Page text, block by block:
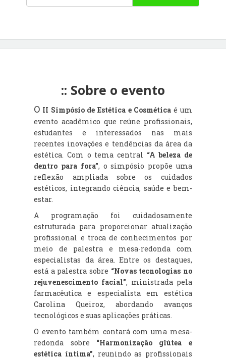
:: Sobre o evento
O II Simpósio de Estética e Cosmética é um
evento acadêmico que reúne profissionais,
estudantes e interessados nas mais
recentes inovações e tendências da área da
estética. Com o tema central “A beleza de
dentro para fora”, o simpósio propõe uma
reflexão ampliada sobre os cuidados
estéticos, integrando ciência, saúde e bem-
estar.
A programação foi cuidadosamente
estruturada para proporcionar atualização
profissional e troca de conhecimentos por
meio de palestra e mesa-redonda com
especialistas da área. Entre os destaques,
está a palestra sobre “Novas tecnologias no
rejuvenescimento facial”, ministrada pela
farmacêutica e especialista em estética
Carolina Queiroz, abordando avanços
tecnológicos e suas aplicações práticas.
O evento também contará com uma mesa-
redonda sobre “Harmonização glútea e
estética íntima”, reunindo as profissionais